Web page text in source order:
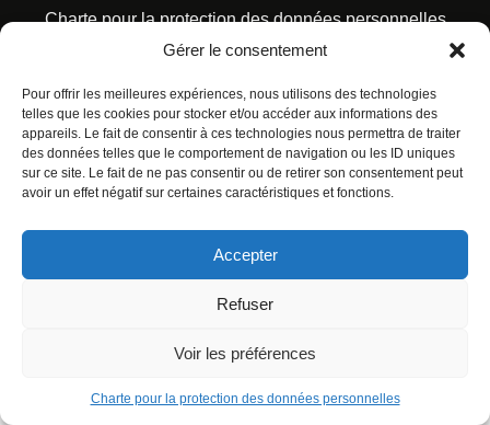
Gérer le consentement
Pour offrir les meilleures expériences, nous utilisons des technologies
telles que les cookies pour stocker et/ou accéder aux informations des
appareils. Le fait de consentir à ces technologies nous permettra de traiter
des données telles que le comportement de navigation ou les ID uniques
sur ce site. Le fait de ne pas consentir ou de retirer son consentement peut
avoir un effet négatif sur certaines caractéristiques et fonctions.
Accepter
Refuser
Voir les préférences
Charte pour la protection des données personnelles
Charte pour la protection des données personnelles
© ALL RIGHTS RESERVED. URBAN COMICS POUR LES
ÉDITIONS FRANÇAISES.